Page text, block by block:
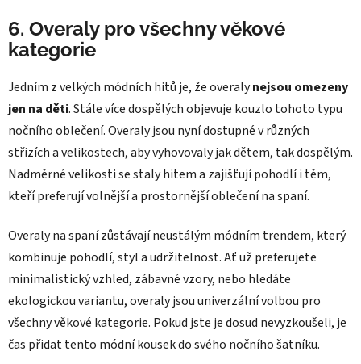
6. Overaly pro všechny věkové
kategorie
Jedním z velkých módních hitů je, že overalynejsou omezeny
jen na děti. Stále více dospělých objevuje kouzlo tohoto typu
nočního oblečení. Overaly jsou nyní dostupné v různých
střizích a velikostech, aby vyhovovaly jak dětem, tak dospělým.
Nadměrné velikosti se staly hitem a zajišťují pohodlí i těm,
kteří preferují volnější a prostornější oblečení na spaní.
Overaly na spaní zůstávají neustálým módním trendem, který
kombinuje pohodlí, styl a udržitelnost. Ať už preferujete
minimalistický vzhled, zábavné vzory, nebo hledáte
ekologickou variantu, overaly jsou univerzální volbou pro
všechny věkové kategorie. Pokud jste je dosud nevyzkoušeli, je
čas přidat tento módní kousek do svého nočního šatníku.